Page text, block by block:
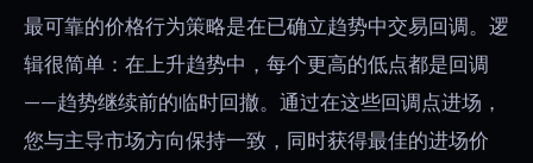
最可靠的价格行为策略是在已确立趋势中交易回调。逻
辑很简单：在上升趋势中，每个更高的低点都是回调
——趋势继续前的临时回撤。通过在这些回调点进场，
您与主导市场方向保持一致，同时获得最佳的进场价